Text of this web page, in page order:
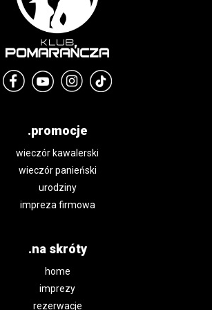
.promocje
wieczór kawalerski
wieczór panieński
urodziny
impreza firmowa
.na skróty
home
imprezy
rezerwacje